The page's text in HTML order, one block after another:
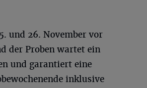
und 26. November vor
der Proben wartet ein
und garantiert eine
inklusive